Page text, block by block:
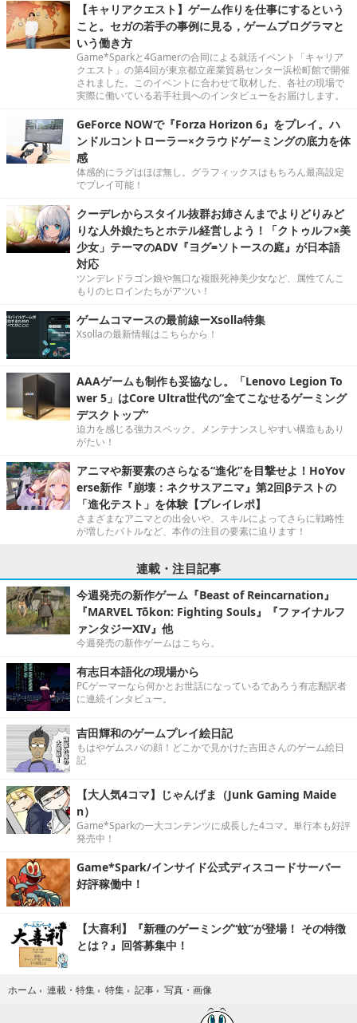
【キャリアクエスト】ゲーム作りを仕事にするという
こと。セガの若手の事例に見る，ゲームプログラマと
いう働き方
Game*Sparkと4Gamerの合同による就活イベント「キャリア
クエスト」の第4回が東京都立産業貿易センター浜松町館で開催
されました。このイベントに合わせて取材した、各社の現場で
実際に働いている若手社員へのインタビューをお届けします。
GeForce NOWで『Forza Horizon 6』をプレイ。ハ
ンドルコントローラー×クラウドゲーミングの底力を体
感
体感的にラグはほぼ無し。グラフィックスはもちろん最高設定
でプレイ可能！
クーデレからスタイル抜群お姉さんまでよりどりみど
りな人外娘たちとホテル経営しよう！「クトゥルフ×美
少女」テーマのADV『ヨグ=ソトースの庭』が日本語
対応
ツンデレドラゴン娘や無口な複眼死神美少女など、属性てんこ
もりのヒロインたちがアツい！
ゲームコマースの最前線ーXsolla特集
Xsollaの最新情報はこちらから！
AAAゲームも制作も妥協なし。「Lenovo Legion To
wer 5」はCore Ultra世代の“全てこなせるゲーミング
デスクトップ”
迫力を感じる強力スペック。メンテナンスしやすい構造もあり
がたい！
アニマや新要素のさらなる“進化”を目撃せよ！HoYov
erse新作『崩壊：ネクサスアニマ』第2回βテストの
「進化テスト」を体験【プレイレポ】
さまざまなアニマとの出会いや、スキルによってさらに戦略性
が増したバトルなど、本作の注目の要素に迫ります！
連載・注目記事
今週発売の新作ゲーム『Beast of Reincarnation』
『MARVEL Tōkon: Fighting Souls』『ファイナルフ
ァンタジーXIV』他
今週発売の新作ゲームはこちら。
有志日本語化の現場から
PCゲーマーなら何かとお世話になっているであろう有志翻訳者
に連続インタビュー。
吉田輝和のゲームプレイ絵日記
もはやゲムスパの顔！どこかで見かけた吉田さんのゲーム絵日
記
【大人気4コマ】じゃんげま（Junk Gaming Maide
n）
Game*Sparkの一大コンテンツに成長した4コマ。単行本も好評
発売中！
Game*Spark/インサイド公式ディスコードサーバー
好評稼働中！
【大喜利】『新種のゲーミング“蚊”が登場！ その特徴
とは？』回答募集中！
ホーム › 連載・特集 › 特集 › 記事 › 写真・画像